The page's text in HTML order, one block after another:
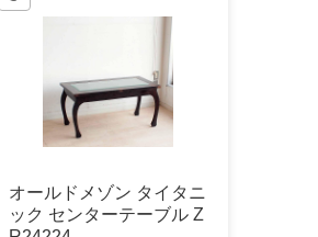
オールドメゾン タイタニ
ック センターテーブル Z